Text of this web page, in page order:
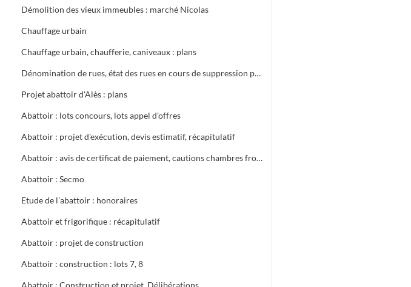
Démolition des vieux immeubles : marché Nicolas
Chauffage urbain
Chauffage urbain, chaufferie, caniveaux : plans
Dénomination de rues, état des rues en cours de suppression partielle ou totale, plans généraux (1945) Ville d'Alès (1962 - 1966)
Projet abattoir d'Alès : plans
Abattoir : lots concours, lots appel d'offres
Abattoir : projet d'exécution, devis estimatif, récapitulatif
Abattoir : avis de certificat de paiement, cautions chambres froides, procès verbaux, devis estimatifs détaillés
Abattoir : Secmo
Etude de l'abattoir : honoraires
Abattoir et frigorifique : récapitulatif
Abattoir : projet de construction
Abattoir : construction : lots 7, 8
Abattoir : Construction et projet. Délibérations